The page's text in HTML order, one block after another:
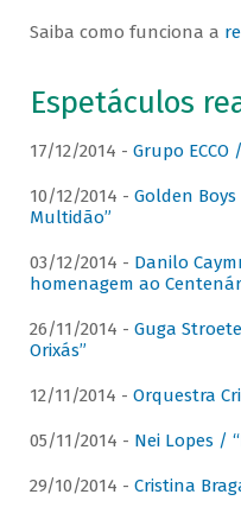
Saiba como funciona a
Espetáculos
17/12/2014 - Grupo
10/12/2014 - Golden
Multidão”
03/12/2014 - Danilo
homenagem ao
26/11/2014 - Guga
Orixás”
12/11/2014 - Orquestra
05/11/2014 - Nei Lopes /
29/10/2014 - Cristina